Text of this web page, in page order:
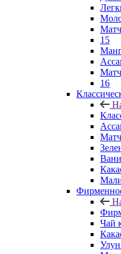
15
16
Чай